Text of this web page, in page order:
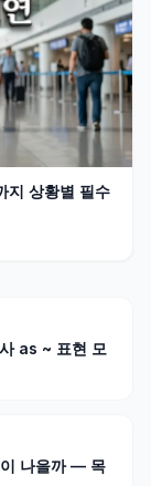
지 상황별 필수
as ~ 표현 모
나을까 — 목